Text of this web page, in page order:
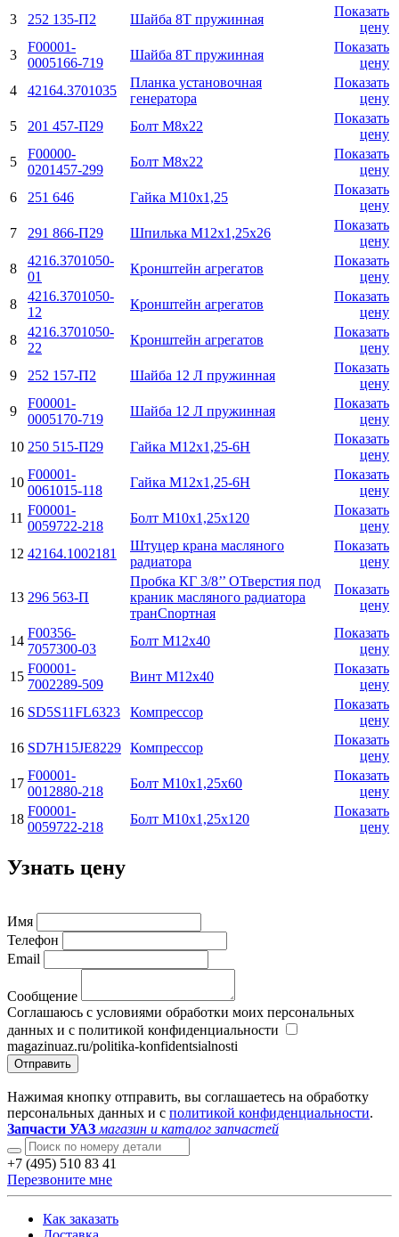
3
252 135-П2 Шайба 8Т пружинная
Показать
цену
3
F00001-
0005166-719
Шайба 8Т пружинная
Показать
цену
4
42164.3701035
Планка установочная
генератора
Показать
цену
5
201 457-П29 Болт М8х22
Показать
цену
5
F00000-
0201457-299
Болт М8х22
Показать
цену
6
251 646 Гайка М10х1,25
Показать
цену
7
291 866-П29 Шпилька М12х1,25х26
Показать
цену
8
4216.3701050-
01
Кронштейн агрегатов
Показать
цену
8
4216.3701050-
12
Кронштейн агрегатов
Показать
цену
8
4216.3701050-
22
Кронштейн агрегатов
Показать
цену
9
252 157-П2 Шайба 12 Л пружинная
Показать
цену
9
F00001-
0005170-719
Шайба 12 Л пружинная
Показать
цену
10 250 515-П29 Гайка М12х1,25-6H
Показать
цену
10
F00001-
0061015-118
Гайка М12х1,25-6H
Показать
цену
11
F00001-
0059722-218
Болт М10х1,25х120
Показать
цену
12 42164.1002181
Штуцер крана масляного
радиатора
Показать
цену
13 296 563-П
Пробка КГ 3/8’’ ОТверстия под
краник масляного радиатора
транCnортная
Показать
цену
14
F00356-
7057300-03
Болт М12х40
Показать
цену
15
F00001-
7002289-509
Винт М12x40
Показать
цену
16 SD5S11FL6323 Компрессор
Показать
цену
16 SD7H15JE8229 Компрессор
Показать
цену
17
F00001-
0012880-218
Болт М10х1,25х60
Показать
цену
18
F00001-
0059722-218
Болт М10х1,25х120
Показать
цену
Узнать цену
Имя
Телефон
Email
Сообщение
Соглашаюсь с условиями обработки моих персональных
данных и с политикой конфиденциальности
magazinuaz.ru/politika-konfidentsialnosti
Отправить
Нажимая кнопку отправить, вы соглашаетесь на обработку
персональных данных и с политикой конфиденциальности.
Запчасти УАЗ магазин и каталог запчастей
+7 (495) 510 83 41
Перезвоните мне
Как заказать